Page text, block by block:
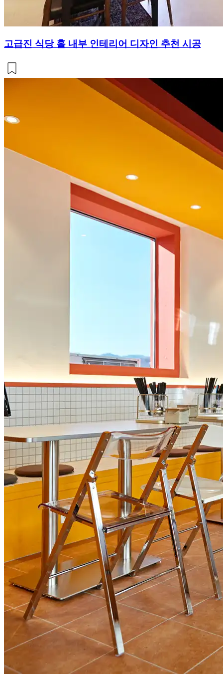
고급진 식당 홀 내부 인테리어 디자인 추천 시공